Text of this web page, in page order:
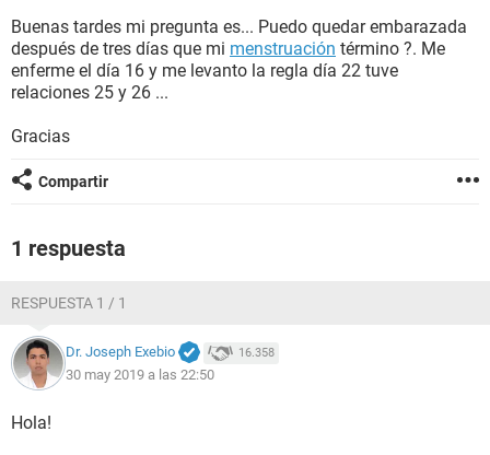
SEXUALIDAD
GLOSARIO
Buenas tardes mi pregunta es... Puedo quedar embarazada
después de tres días que mi menstruación término ?. Me
enferme el día 16 y me levanto la regla día 22 tuve
relaciones 25 y 26 ...
Gracias
Compartir
1 respuesta
RESPUESTA 1 / 1
Dr. Joseph Exebio 16.358
30 may 2019 a las 22:50
Hola!